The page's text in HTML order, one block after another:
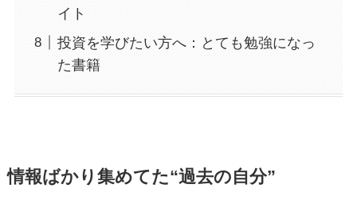
イト
投資を学びたい方へ：とても勉強になっ
た書籍
情報ばかり集めてた“過去の自分”